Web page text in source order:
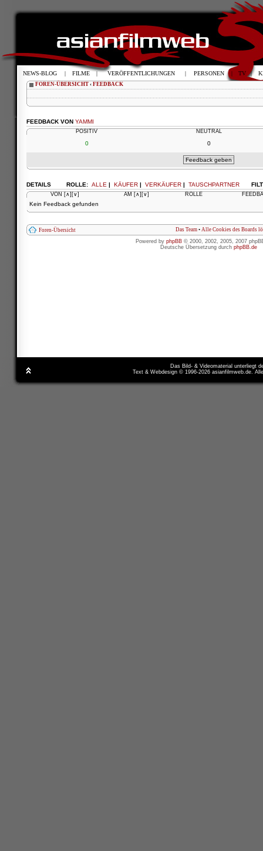
FOREN-ÜBERSICHT ‹ FEEDBACK
FEEDBACK VON YAMMI
POSITIV NEUTRAL
0 0
ROLLE: ALLE | KÄUFER | VERKÄUFER | TAUSCHPARTNER
DETAILS
VON [∧] [∨] AM [∧] [∨] ROLLE
Kein Feedback gefunden
Foren-Übersicht Das Team • Alle Cookies des Boards
Powered by phpBB © 2000, 2002, 2005, 2007
Deutsche Übersetzung durch phpBB.de
Das Bild- & Videomaterial unterliegt
Text & Webdesign © 1996-2026 asianfilmweb.de.
NEWS-BLOG | FILME | VERÖFFENTLICHUNGEN | PERSONEN | TV |